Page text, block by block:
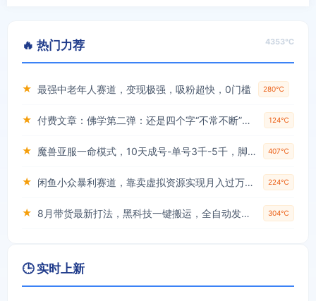
🔥 热门力荐 4353℃
★ 最强中老年人赛道，变现极强，吸粉超快，0门槛 280℃
★ 付费文章：佛学第二弹：还是四个字“不常不断”依托八不偈解读无我因果连续之理 124℃
★ 魔兽亚服一命模式，10天成号-单号3千-5千，脚本全自动操作，保姆级教学【揭秘】 407℃
★ 闲鱼小众暴利赛道，靠卖虚拟资源实现月入过万，谁做谁赚钱 224℃
★ 8月带货最新打法，黑科技一键搬运，全自动发布单日5张+，提供矩阵玩法+无限账号【揭秘】 304℃
🕒 实时上新